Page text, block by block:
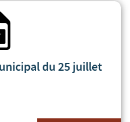
du 25 juillet